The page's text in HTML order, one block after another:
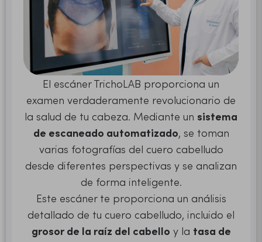
El escáner TrichoLAB proporciona un
examen verdaderamente revolucionario de
la salud de tu cabeza. Mediante un sistema
de escaneado automatizado, se toman
varias fotografías del cuero cabelludo
desde diferentes perspectivas y se analizan
de forma inteligente.
Este escáner te proporciona un análisis
detallado de tu cuero cabelludo, incluido el
grosor de la raíz del cabello y la tasa de